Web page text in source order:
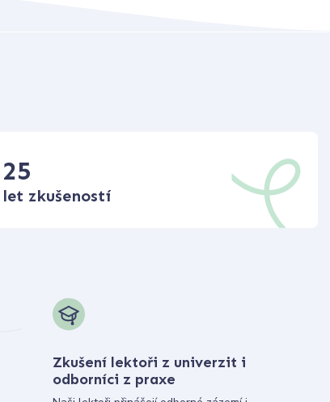
25
let zkušeností
Zkušení lektoři z univerzit i
odborníci z praxe